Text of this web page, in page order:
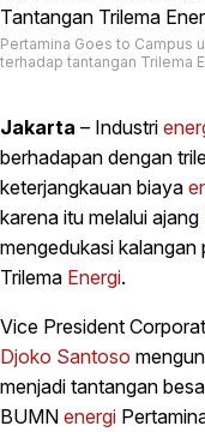
Pertamina Goes to Campus
terhadap tantangan Trilema
Jakarta – Industri
berhadapan dengan
keterjangkauan biaya
karena itu melalui ajang
mengedukasi
Trilema Energi.
Vice President
Djoko Santoso
menjadi tantangan
BUMN energi